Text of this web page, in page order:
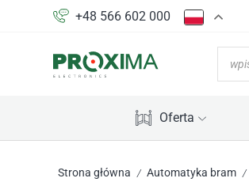
+48 566 602 000
Oferta
Strona główna / Automatyka bram /